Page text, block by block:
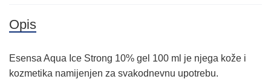
Opis
Esensa Aqua Ice Strong 10% gel 100 ml je njega kože i
kozmetika namijenjen za svakodnevnu upotrebu.